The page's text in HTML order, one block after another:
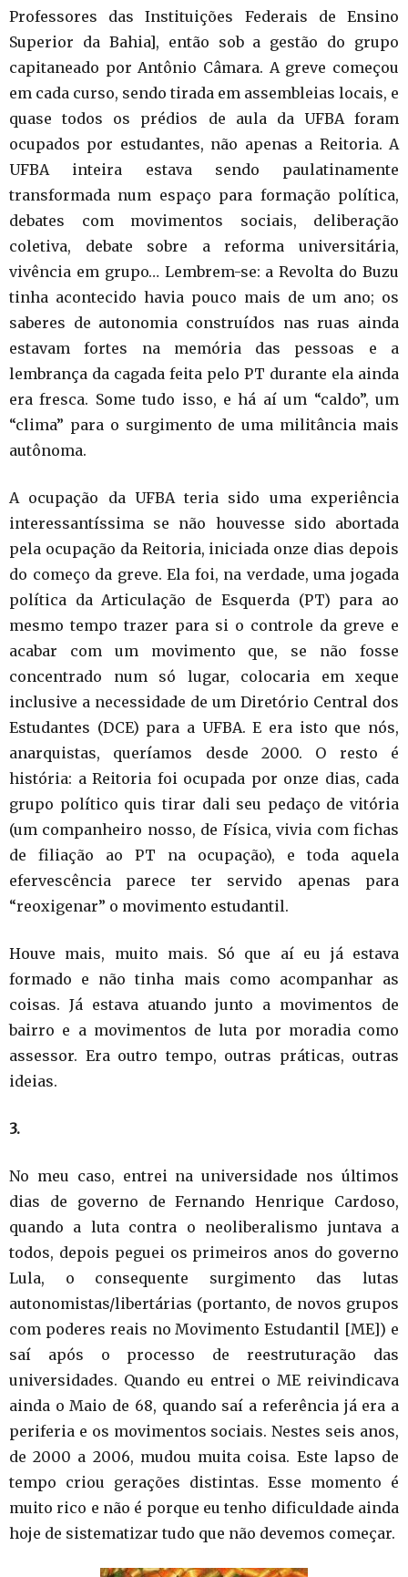
Professores das Instituições Federais de Ensino
Superior da Bahia], então sob a gestão do grupo
capitaneado por Antônio Câmara. A greve começou
em cada curso, sendo tirada em assembleias locais, e
quase todos os prédios de aula da UFBA foram
ocupados por estudantes, não apenas a Reitoria. A
UFBA inteira estava sendo paulatinamente
transformada num espaço para formação política,
debates com movimentos sociais, deliberação
coletiva, debate sobre a reforma universitária,
vivência em grupo… Lembrem-se: a Revolta do Buzu
tinha acontecido havia pouco mais de um ano; os
saberes de autonomia construídos nas ruas ainda
estavam fortes na memória das pessoas e a
lembrança da cagada feita pelo PT durante ela ainda
era fresca. Some tudo isso, e há aí um “caldo”, um
“clima” para o surgimento de uma militância mais
autônoma.
A ocupação da UFBA teria sido uma experiência
interessantíssima se não houvesse sido abortada
pela ocupação da Reitoria, iniciada onze dias depois
do começo da greve. Ela foi, na verdade, uma jogada
política da Articulação de Esquerda (PT) para ao
mesmo tempo trazer para si o controle da greve e
acabar com um movimento que, se não fosse
concentrado num só lugar, colocaria em xeque
inclusive a necessidade de um Diretório Central dos
Estudantes (DCE) para a UFBA. E era isto que nós,
anarquistas, queríamos desde 2000. O resto é
história: a Reitoria foi ocupada por onze dias, cada
grupo político quis tirar dali seu pedaço de vitória
(um companheiro nosso, de Física, vivia com fichas
de filiação ao PT na ocupação), e toda aquela
efervescência parece ter servido apenas para
“reoxigenar” o movimento estudantil.
Houve mais, muito mais. Só que aí eu já estava
formado e não tinha mais como acompanhar as
coisas. Já estava atuando junto a movimentos de
bairro e a movimentos de luta por moradia como
assessor. Era outro tempo, outras práticas, outras
ideias.
3.
No meu caso, entrei na universidade nos últimos
dias de governo de Fernando Henrique Cardoso,
quando a luta contra o neoliberalismo juntava a
todos, depois peguei os primeiros anos do governo
Lula, o consequente surgimento das lutas
autonomistas/libertárias (portanto, de novos grupos
com poderes reais no Movimento Estudantil [ME]) e
saí após o processo de reestruturação das
universidades. Quando eu entrei o ME reivindicava
ainda o Maio de 68, quando saí a referência já era a
periferia e os movimentos sociais. Nestes seis anos,
de 2000 a 2006, mudou muita coisa. Este lapso de
tempo criou gerações distintas. Esse momento é
muito rico e não é porque eu tenho dificuldade ainda
hoje de sistematizar tudo que não devemos começar.